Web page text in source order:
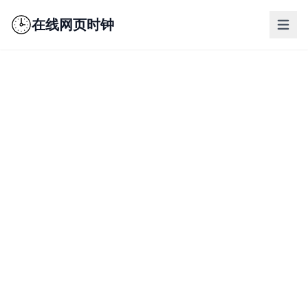
在线网页时钟